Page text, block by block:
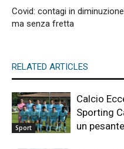
Covid: contagi in diminuzione
ma senza fretta
RELATED ARTICLES
Sport
Calcio
Sporting
un